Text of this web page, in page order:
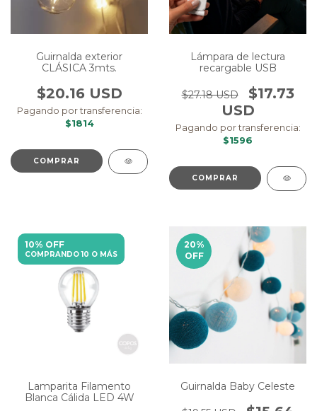
Guirnalda exterior
CLÁSICA 3mts.
$20.16 USD
Pagando por transferencia:
$1814
COMPRAR
Lámpara de lectura
recargable USB
$27.18 USD
$17.73
USD
Pagando por transferencia:
$1596
COMPRAR
10% OFF
COMPRANDO 10 O MÁS
Lamparita Filamento
Blanca Cálida LED 4W
20%
OFF
Guirnalda Baby Celeste